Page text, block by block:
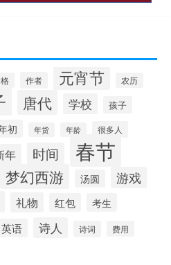
作者 元宵节 农历
唐代 学校 孩子
初 年货 年龄 很多人
年 时间 春节
梦幻西游 汤圆
游戏
礼物 红包 考生
英语 诗人 诗词 费用